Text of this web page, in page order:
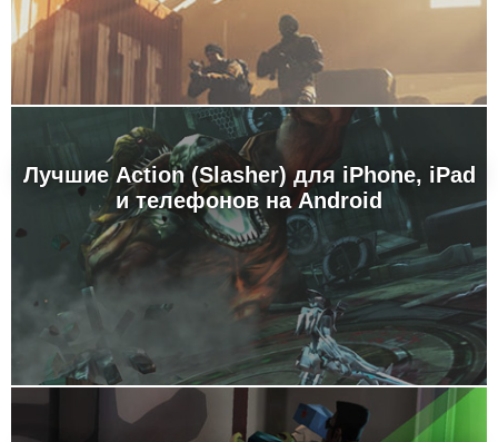
Лучшие Action (Slasher) для iPhone, iPad
и телефонов на Android